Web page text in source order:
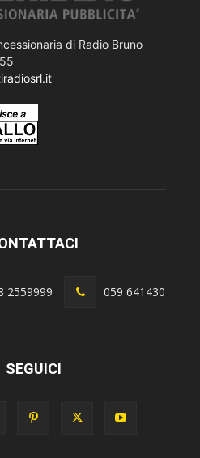
di Radio Bruno
2559999 059 641430
SEGUICI